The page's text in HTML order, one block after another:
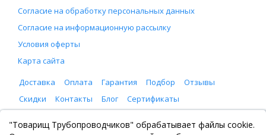
Согласие на обработку персональных данных
Согласие на информационную рассылку
Условия оферты
Карта сайта
Доставка
Оплата Гарантия Подбор
Отзывы
Скидки
Контакты Блог Сертификаты
ООО "Товарищ Трубопроводчиков"
"Товарищ Трубопроводчиков" обрабатывает файлы cookie.